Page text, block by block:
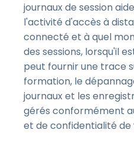
journaux de session
l'activité d'accès à
connecté et à quel
des sessions, lorsqu'il
peut fournir une trace
formation, le
journaux et les
gérés conformément
et de confidentialité